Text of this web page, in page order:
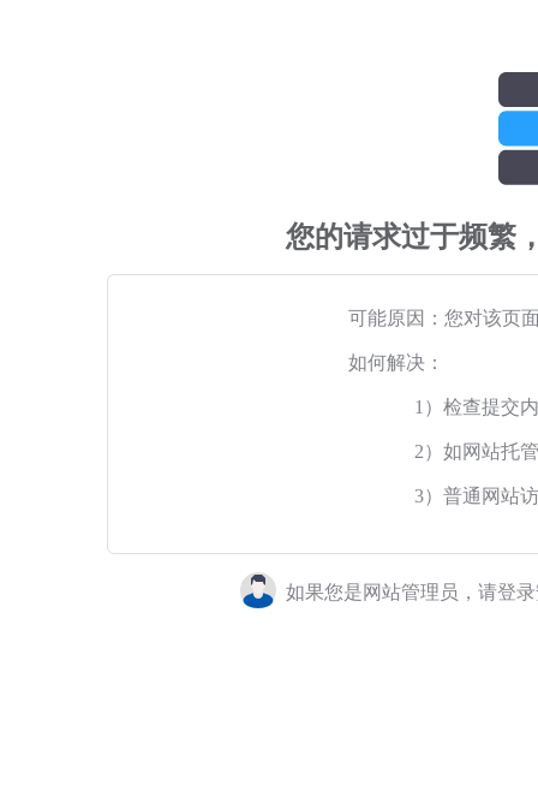
您的请求过于频繁
可能原因：您对该页
如何解决：
1）检查提交
2）如网站托
3）普通网站
如果您是网站管理员，请登